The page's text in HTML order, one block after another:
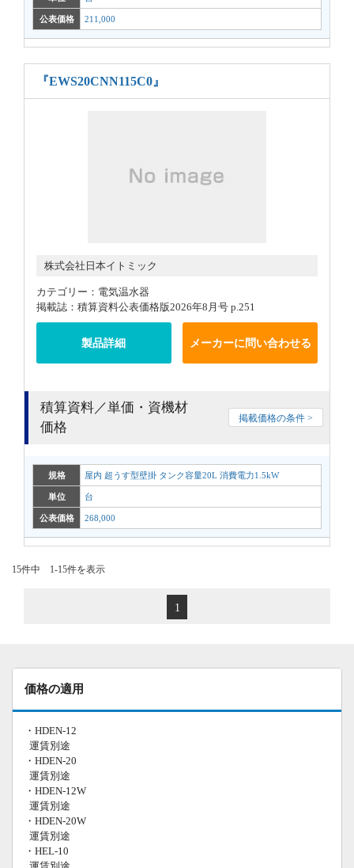
公表価格 211,000
『EWS20CNN115C0』
株式会社日本イトミック
カテゴリー：電気温水器
掲載誌：積算資料公表価格版2026年8月号 p.251
製品詳細 メーカーに問い合わせる
積算資料／単価・資機材
価格
掲載価格の条件 >
規格 屋内 超うす型壁掛 タンク容量20L 消費電力1.5kW
単位 台
公表価格 268,000
15件中 1-15件を表示
1
価格の適用
・HDEN-12
運賃別途
・HDEN-20
運賃別途
・HDEN-12W
運賃別途
・HDEN-20W
運賃別途
・HEL-10